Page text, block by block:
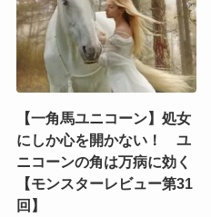
【一角馬ユニコーン】処女
にしか心を開かない！ ユ
ニコーンの角は万病に効く
【モンスターレビュー第31
回】